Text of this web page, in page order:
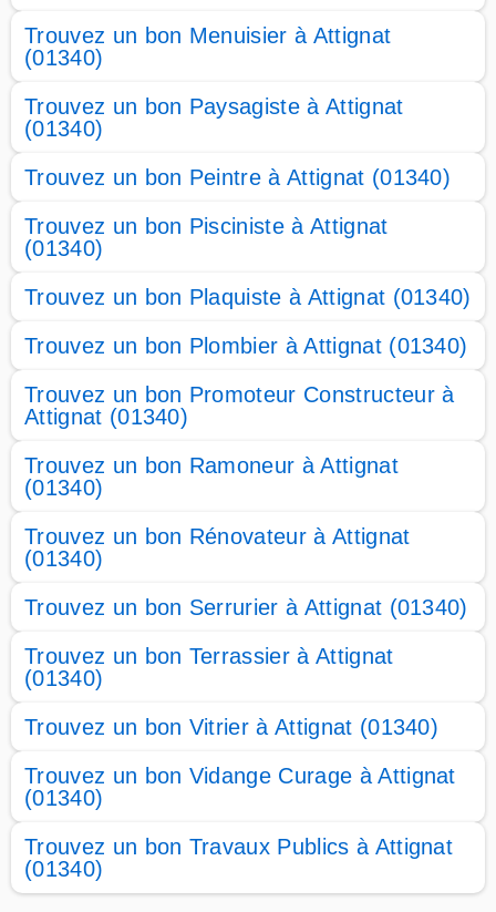
Trouvez un bon Menuisier à Attignat
(01340)
Trouvez un bon Paysagiste à Attignat
(01340)
Trouvez un bon Peintre à Attignat (01340)
Trouvez un bon Pisciniste à Attignat
(01340)
Trouvez un bon Plaquiste à Attignat (01340)
Trouvez un bon Plombier à Attignat (01340)
Trouvez un bon Promoteur Constructeur à
Attignat (01340)
Trouvez un bon Ramoneur à Attignat
(01340)
Trouvez un bon Rénovateur à Attignat
(01340)
Trouvez un bon Serrurier à Attignat (01340)
Trouvez un bon Terrassier à Attignat
(01340)
Trouvez un bon Vitrier à Attignat (01340)
Trouvez un bon Vidange Curage à Attignat
(01340)
Trouvez un bon Travaux Publics à Attignat
(01340)